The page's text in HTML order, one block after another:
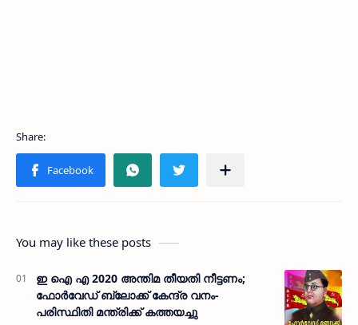
You may like these posts
ഇ ഐ എ 2020 അന്തിമ തീയതി നീട്ടണം;
ഫോര്‍വേഡ് ബ്ലോക്ക് കേന്ദ്ര വനം-
പരിസ്ഥിതി മന്ത്രിക്ക് കത്തയച്ചു